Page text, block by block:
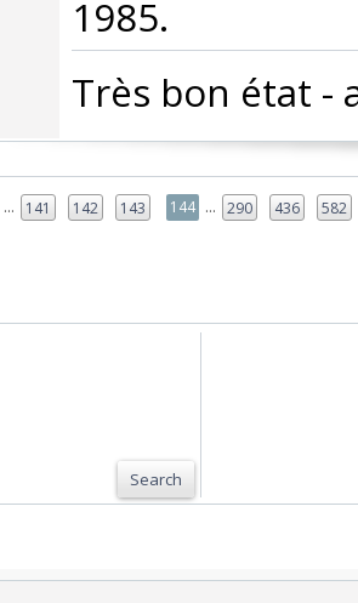
1985.‎
‎Très bon état -
... 141 142 143 144 ... 290 436 582
Search